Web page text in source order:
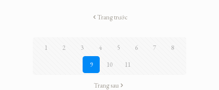
Trang trước
1 2 3 4 5 6 7 8
9 10 11
Trang sau